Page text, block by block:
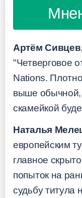
Артём Сивцев
"Четверговое
Nations.
выше обычной,
скамейкой
Наталья
европейским
главное
попыток на
судьбу титула